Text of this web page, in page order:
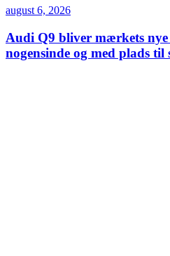
august 6, 2026
Audi Q9 bliver mærkets
nogensinde og med plads til